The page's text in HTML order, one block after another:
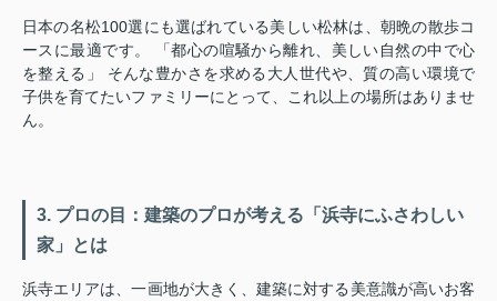
日本の名松100選にも選ばれている美しい松林は、朝晩の散歩コ
ースに最適です。 「都心の喧騒から離れ、美しい自然の中で心
を整える」 そんな豊かさを求める大人世代や、質の高い環境で
子供を育てたいファミリーにとって、これ以上の場所はありませ
ん。
3. プロの目：建築のプロが考える「浜寺にふさわしい
家」とは
浜寺エリアは、一画地が大きく、建築に対する美意識が高いお客